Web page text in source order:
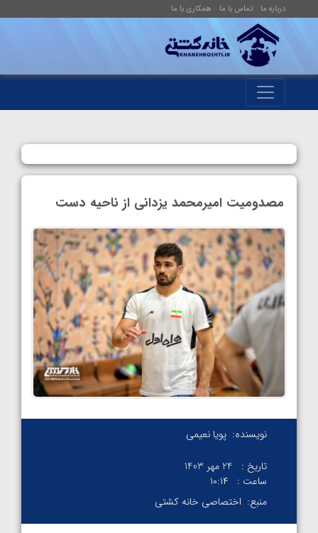
درباره ما تماس با ما همکاری با ما
مصدومیت امیرمحمد یزدانی از ناحیه دست
نویسنده: پویا نعیمی
تاریخ :
24 مهر 1403
ساعت :
۱۰:۱۴
منبع: اختصاصی خانه کشتی